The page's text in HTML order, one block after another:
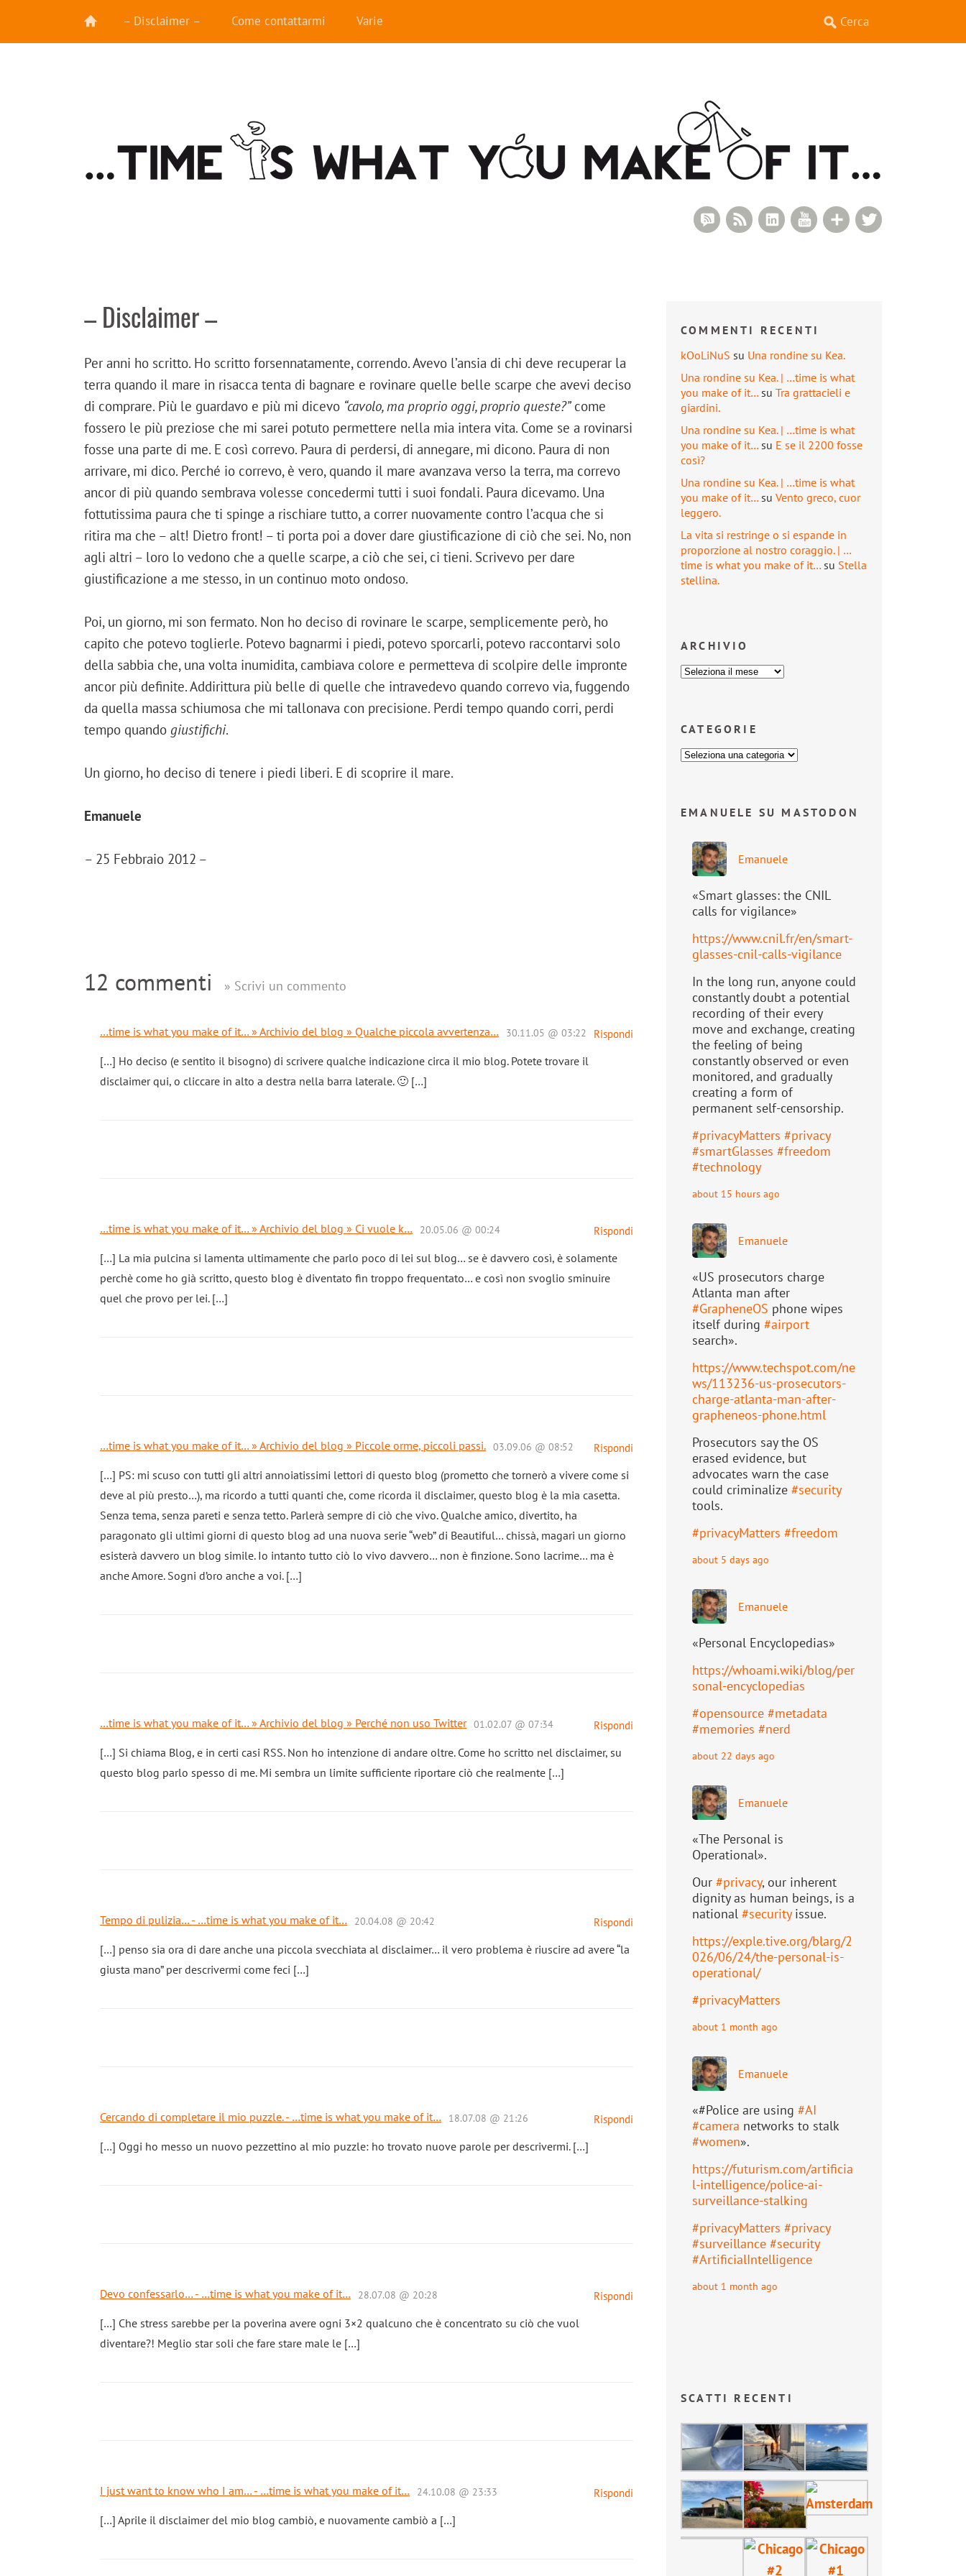
– Disclaimer – Come contattarmi Varie
Google+
YouTube
LinkedIn
RSS Feed
RSS Comments
– Disclaimer –
Per anni ho scritto. Ho scritto forsennatamente, correndo. Avevo l’ansia di chi deve recuperar la
terra quando il mare in risacca tenta di bagnare e rovinare quelle belle scarpe che avevi deciso
di comprare. Più le guardavo e più mi dicevo “cavolo, ma proprio oggi, proprio queste?”come
fossero le più preziose che mi sarei potuto permettere nella mia intera vita. Come se a rovinarsi
fosse una parte di me. E così correvo. Paura di perdersi, di annegare, mi dicono. Paura di non
arrivare, mi dico. Perché io correvo, è vero, quando il mare avanzava verso la terra, ma correvo
ancor di più quando sembrava volesse concedermi tutti i suoi fondali. Paura dicevamo. Una
fottutissima paura che ti spinge a rischiare tutto, a correr nuovamente contro l’acqua che si
ritira ma che – alt! Dietro front! – ti porta poi a dover dare giustificazione di ciò che sei. No, non
agli altri – loro lo vedono che a quelle scarpe, a ciò che sei, ci tieni. Scrivevo per dare
giustificazione a me stesso, in un continuo moto ondoso.
Poi, un giorno, mi son fermato. Non ho deciso di rovinare le scarpe, semplicemente però, ho
capito che potevo toglierle. Potevo bagnarmi i piedi, potevo sporcarli, potevo raccontarvi solo
della sabbia che, una volta inumidita, cambiava colore e permetteva di scolpire delle impronte
ancor più definite. Addirittura più belle di quelle che intravedevo quando correvo via, fuggendo
da quella massa schiumosa che mi tallonava con precisione. Perdi tempo quando corri, perdi
tempo quando giustifichi.
Un giorno, ho deciso di tenere i piedi liberi. E di scoprire il mare.
Emanuele
– 25 Febbraio 2012 –
12 commenti » Scrivi un commento
…time is what you make of it… » Archivio del blog » Qualche piccola avvertenza… Rispondi
30.11.05 @ 03:22
[…] Ho deciso (e sentito il bisogno) di scrivere qualche indicazione circa il mio blog. Potete trovare il
disclaimer qui, o cliccare in alto a destra nella barra laterale. 🙂 […]
…time is what you make of it… » Archivio del blog » Ci vuole k… Rispondi
20.05.06 @ 00:24
[…] La mia pulcina si lamenta ultimamente che parlo poco di lei sul blog… se è davvero così, è solamente
perchè come ho già scritto, questo blog è diventato fin troppo frequentato… e così non svoglio sminuire
quel che provo per lei. […]
…time is what you make of it… » Archivio del blog » Piccole orme, piccoli passi. Rispondi
03.09.06 @ 08:52
[…] PS: mi scuso con tutti gli altri annoiatissimi lettori di questo blog (prometto che tornerò a vivere come si
deve al più presto…), ma ricordo a tutti quanti che, come ricorda il disclaimer, questo blog è la mia casetta.
Senza tema, senza pareti e senza tetto. Parlerà sempre di ciò che vivo. Qualche amico, divertito, ha
paragonato gli ultimi giorni di questo blog ad una nuova serie “web” di Beautiful… chissà, magari un giorno
esisterà davvero un blog simile. Io intanto tutto ciò lo vivo davvero… non è finzione. Sono lacrime… ma è
anche Amore. Sogni d’oro anche a voi. […]
…time is what you make of it… » Archivio del blog » Perché non uso Twitter Rispondi
01.02.07 @ 07:34
[…] Si chiama Blog, e in certi casi RSS. Non ho intenzione di andare oltre. Come ho scritto nel disclaimer, su
questo blog parlo spesso di me. Mi sembra un limite sufficiente riportare ciò che realmente […]
Tempo di pulizia… - …time is what you make of it… Rispondi
20.04.08 @ 20:42
[…] penso sia ora di dare anche una piccola svecchiata al disclaimer… il vero problema è riuscire ad avere “la
giusta mano” per descrivermi come feci […]
Cercando di completare il mio puzzle. - …time is what you make of it… Rispondi
18.07.08 @ 21:26
[…] Oggi ho messo un nuovo pezzettino al mio puzzle: ho trovato nuove parole per descrivermi. […]
Devo confessarlo… - …time is what you make of it… Rispondi
28.07.08 @ 20:28
[…] Che stress sarebbe per la poverina avere ogni 3×2 qualcuno che è concentrato su ciò che vuol
diventare?! Meglio star soli che fare stare male le […]
I just want to know who I am… - …time is what you make of it… Rispondi
24.10.08 @ 23:33
[…] Aprile il disclaimer del mio blog cambiò, e nuovamente cambiò a […]
COMMENTI RECENTI
kOoLiNuS su Una rondine su Kea.
Una rondine su Kea. | …time is what
you make of it… su Tra grattacieli e
giardini.
Una rondine su Kea. | …time is what
you make of it… su E se il 2200 fosse
così?
Una rondine su Kea. | …time is what
you make of it… su Vento greco, cuor
leggero.
La vita si restringe o si espande in
proporzione al nostro coraggio. | …
time is what you make of it… su Stella
stellina.
ARCHIVIO
CATEGORIE
EMANUELE SU MASTODON
Emanuele
«Smart glasses: the CNIL
calls for vigilance»
https://www.cnil.fr/en/smart-
glasses-cnil-calls-vigilance
In the long run, anyone could
constantly doubt a potential
recording of their every
move and exchange, creating
the feeling of being
constantly observed or even
monitored, and gradually
creating a form of
permanent self-censorship.
#privacyMatters #privacy
#smartGlasses #freedom
#technology
about 15 hours ago
Emanuele
«US prosecutors charge
Atlanta man after
#GrapheneOS phone wipes
itself during #airport
search».
https://www.techspot.com/ne
ws/113236-us-prosecutors-
charge-atlanta-man-after-
grapheneos-phone.html
Prosecutors say the OS
erased evidence, but
advocates warn the case
could criminalize #security
tools.
#privacyMatters #freedom
about 5 days ago
Emanuele
«Personal Encyclopedias»
https://whoami.wiki/blog/per
sonal-encyclopedias
#opensource #metadata
#memories #nerd
about 22 days ago
Emanuele
«The Personal is
Operational».
Our #privacy, our inherent
dignity as human beings, is a
national #securityissue.
https://exple.tive.org/blarg/2
026/06/24/the-personal-is-
operational/
#privacyMatters
about 1 month ago
Emanuele
«#Police are using #AI
#camera networks to stalk
#women».
https://futurism.com/artificia
l-intelligence/police-ai-
surveillance-stalking
#privacyMatters #privacy
#surveillance #security
#ArtificialIntelligence
about 1 month ago
SCATTI RECENTI